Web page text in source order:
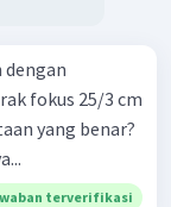
dengan
fokus 25/3 cm
yang benar?
terverifikasi